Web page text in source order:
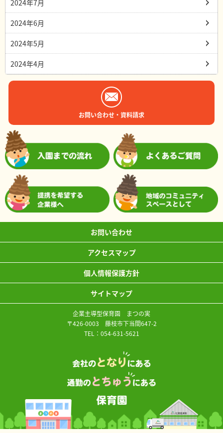
2024年7月
2024年6月
2024年5月
2024年4月
お問い合わせ・資料請求
お問い合わせ
アクセスマップ
個人情報保護方針
サイトマップ
企業主導型保育園 まつの実
〒426-0003 藤枝市下当間647-2
TEL： 054-631-5621